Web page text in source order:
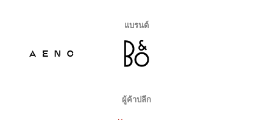
แบรนด์
ผู้ค้าปลีก